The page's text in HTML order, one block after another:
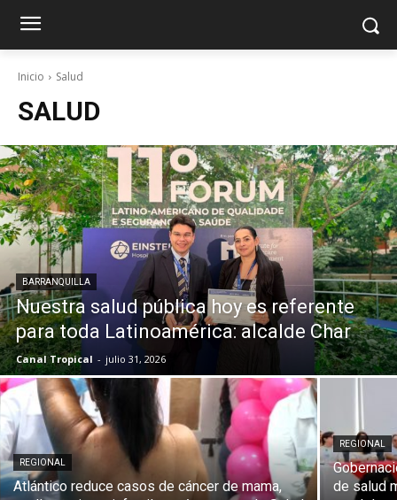
Inicio Salud
SALUD
BARRANQUILLA
Nuestra salud pública hoy es referente
para toda Latinoamérica: alcalde Char
Canal Tropical - julio 31, 2026
REGIONAL
Atlántico reduce casos de cáncer de mama,
REGIONAL
de salud